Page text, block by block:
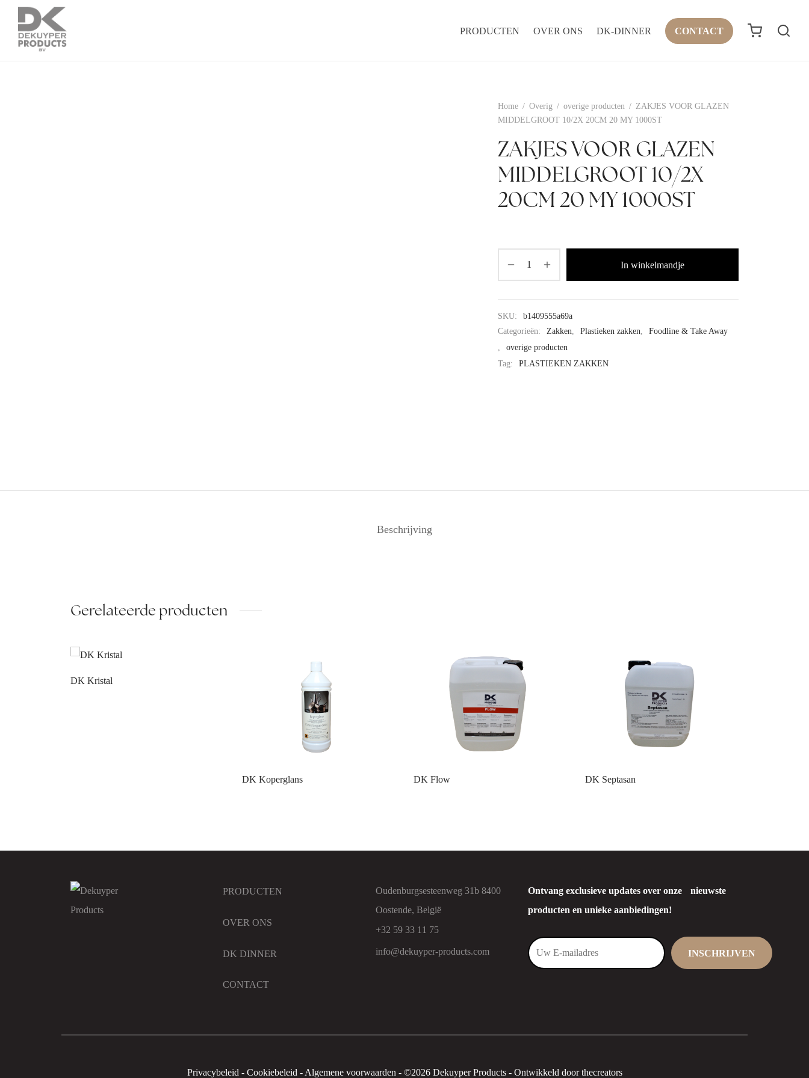
PRODUCTEN OVER ONS DK-DINNER CONTACT
Home / Overig / overige producten / ZAKJES VOOR GLAZEN
MIDDELGROOT 10/2X 20CM 20 MY 1000ST
ZAKJES VOOR GLAZEN
MIDDELGROOT 10/2X
20CM 20 MY 1000ST
In winkelmandje
SKU:
b1409555a69a
Categorieën:
Zakken, Plastieken zakken,
Foodline & Take Away
,
overige producten
Tag:
PLASTIEKEN ZAKKEN
Beschrijving
Gerelateerde producten
DK Kristal
DK Koperglans DK Flow DK Septasan
Ontvang exclusieve updates over onze nieuwste
producten en unieke aanbiedingen!
PRODUCTEN
OVER ONS
DK DINNER
CONTACT
Oudenburgsesteenweg 31b 8400
Oostende, België
+32 59 33 11 75
info@dekuyper-products.com
Privacybeleid - Cookiebeleid - Algemene voorwaarden - ©2026 Dekuyper Products - Ontwikkeld door thecreators